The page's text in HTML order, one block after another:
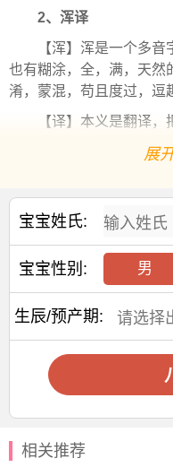
2、浑译
【浑】浑是一个多
也有糊涂，全，满，天然
淆，蒙混，苟且度过，逗
【译】本义是翻译
一种语言文字，也指阐述
畅、开朗、通达之义；
3、溢才
【溢】指充满而流出
指才华横溢、善良、开朗
【才】才字表示有才
文姓宝宝起
【丛】1、聚集，许
人名意指神态俏丽、漂亮
展
宝宝姓氏:
宝宝性别: 男
生辰/预产期:
相关推荐